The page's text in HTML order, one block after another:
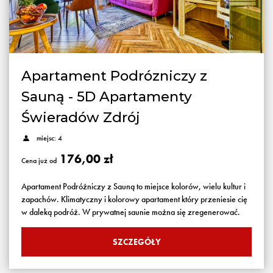
Apartament Podrózniczy z
Sauną - 5D Apartamenty
Świeradów Zdrój
miejsc: 4
Cena już od 176,00 zł
Apartament Podróżniczy z Sauną to miejsce kolorów, wielu kultur i
zapachów. Klimatyczny i kolorowy apartament który przeniesie cię
w daleką podróż. W prywatnej saunie można się zregenerować.
SZCZEGÓŁY